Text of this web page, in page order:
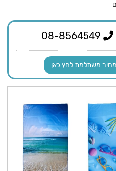
משתלמת לחץ כאן